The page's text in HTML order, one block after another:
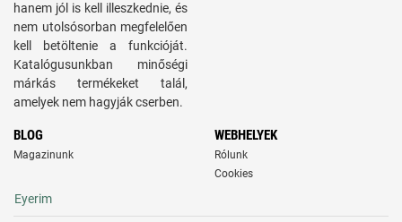
hanem jól is kell illeszkednie, és
nem utolsósorban megfelelően
kell betöltenie a funkcióját.
Katalógusunkban minőségi
márkás termékeket talál,
amelyek nem hagyják cserben.
BLOG
Magazinunk
WEBHELYEK
Rólunk
Cookies
Eyerim